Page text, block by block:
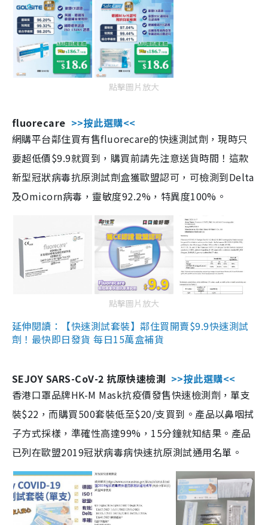
點擊圖片放大
fluorecare >>按此選購<<
網購平台鄰住買有售fluorecare的快速測試劑，現時只
要超低價$9.9就買到，購買前請先注意送貨時間！這款
新型冠狀病毒抗原測試劑盒獲歐盟認可，可檢測到Delta
及Omicorn病毒，靈敏度92.2%，特異度100%。
點擊圖片放大
延伸閱讀：【快速測試套裝】鄰住買開賣$9.9快速測試
劑！最快即日發貨 每日15萬盒補貨
SEJOY SARS-CoV-2 抗原快速檢測 >>按此選購<<
香港口罩品牌HK-M Mask抗疫價發售快速檢測劑，單支
裝$22，而購買500套裝低至$20/支買到。產品以鼻咽拭
子方式採樣，準確性高達99%，15分鐘就知結果。產品
已列在歐盟2019冠狀病毒病快速抗原測試通用名單。